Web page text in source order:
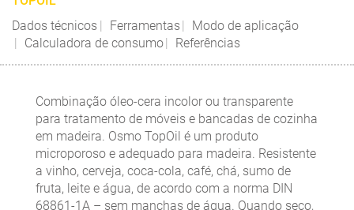
Dados técnicos
Ferramentas
Modo de aplicação
Calculadora de consumo
Referências
Combinação óleo-cera incolor ou transparente
para tratamento de móveis e bancadas de cozinha
em madeira. Osmo TopOil é um produto
microporoso e adequado para madeira. Resistente
a vinho, cerveja, coca-cola, café, chá, sumo de
fruta, leite e água, de acordo com a norma DIN
68861-1A – sem manchas de água. Quando seco,